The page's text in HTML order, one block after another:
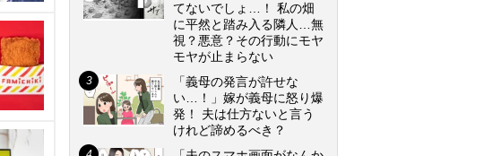
てないでしょ…！ 私の畑
に平然と踏み入る隣人…無
視？悪意？その行動にモヤ
モヤが止まらない
「義母の発言が許せな
い…！」嫁が義母に怒り爆
発！ 夫は仕方ないと言う
けれど諦めるべき？